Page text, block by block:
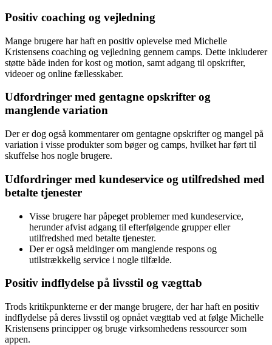
Positiv coaching og vejledning
Mange brugere har haft en positiv oplevelse med Michelle
Kristensens coaching og vejledning gennem camps. Dette inkluderer
støtte både inden for kost og motion, samt adgang til opskrifter,
videoer og online fællesskaber.
Udfordringer med gentagne opskrifter og
manglende variation
Der er dog også kommentarer om gentagne opskrifter og mangel på
variation i visse produkter som bøger og camps, hvilket har ført til
skuffelse hos nogle brugere.
Udfordringer med kundeservice og utilfredshed med
betalte tjenester
Visse brugere har påpeget problemer med kundeservice,
herunder afvist adgang til efterfølgende grupper eller
utilfredshed med betalte tjenester.
Der er også meldinger om manglende respons og
utilstrækkelig service i nogle tilfælde.
Positiv indflydelse på livsstil og vægttab
Trods kritikpunkterne er der mange brugere, der har haft en positiv
indflydelse på deres livsstil og opnået vægttab ved at følge Michelle
Kristensens principper og bruge virksomhedens ressourcer som
appen.